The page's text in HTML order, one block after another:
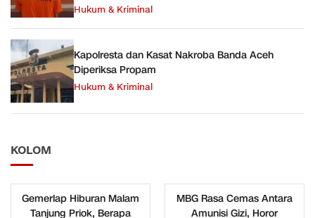
Hukum & Kriminal
Kapolresta dan Kasat Nakroba Banda Aceh
Diperiksa Propam
Hukum & Kriminal
KOLOM
Gemerlap Hiburan Malam
Tanjung Priok, Berapa
MBG Rasa Cemas Antara
Amunisi Gizi, Horor